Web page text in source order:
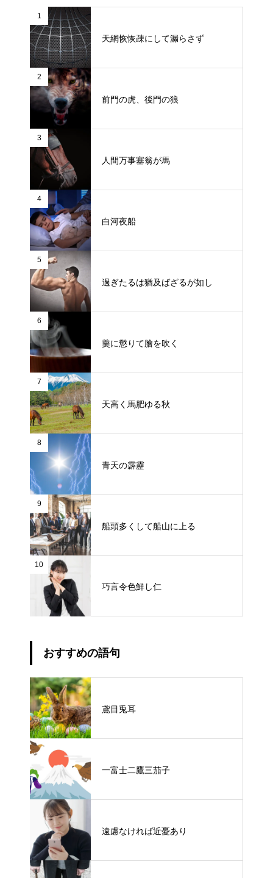
1
天網恢恢疎にして漏らさず
2
前門の虎、後門の狼
3
人間万事塞翁が馬
4
白河夜船
5
過ぎたるは猶及ばざるが如し
6
羹に懲りて膾を吹く
7
天高く馬肥ゆる秋
8
青天の霹靂
9
船頭多くして船山に上る
10
巧言令色鮮し仁
おすすめの語句
鳶目兎耳
一富士二鷹三茄子
遠慮なければ近憂あり